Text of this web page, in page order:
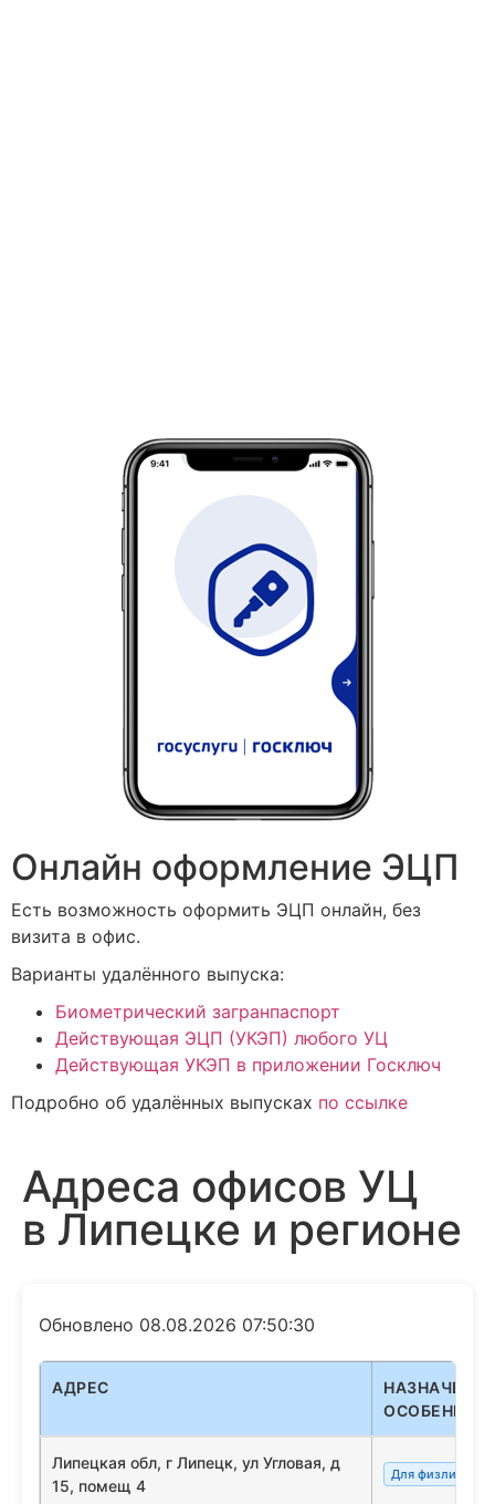
Онлайн оформление ЭЦП
Есть возможность оформить ЭЦП онлайн, без
визита в офис.
Варианты удалённого выпуска:
Биометрический загранпаспорт
Действующая ЭЦП (УКЭП) любого УЦ
Действующая УКЭП в приложении Госключ
Подробно об удалённых выпусках по ссылке
Адреса офисов УЦ
в Липецке и регионе
Обновлено 08.08.2026 07:50:30
АДРЕС
Липецкая обл, г Липецк, ул Угловая, д
15, помещ 4
Для физлиц/